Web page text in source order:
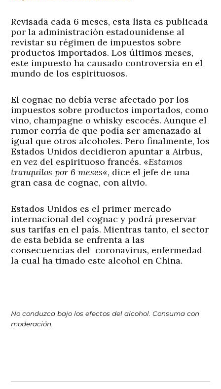
Revisada cada 6 meses, esta lista es publicada
por la administración estadounidense al
revistar su régimen de impuestos sobre
productos importados. Los últimos meses,
este impuesto ha causado controversia en el
mundo de los espirituosos.
El cognac no debía verse afectado por los
impuestos sobre productos importados, como
vino, champagne o whisky escocés. Aunque el
rumor corría de que podía ser amenazado al
igual que otros alcoholes. Pero finalmente, los
Estados Unidos decidieron apuntar a Airbus,
en vez del espirituoso francés. «Estamos
tranquilos por 6 meses«, dice el jefe de una
gran casa de cognac, con alivio.
Estados Unidos es el primer mercado
internacional del cognac y podrá preservar
sus tarifas en el país. Mientras tanto, el sector
de esta bebida se enfrenta a las
consecuencias del coronavirus, enfermedad
la cual ha timado este alcohol en China.
No conduzca bajo los efectos del alcohol. Consuma con
moderación.